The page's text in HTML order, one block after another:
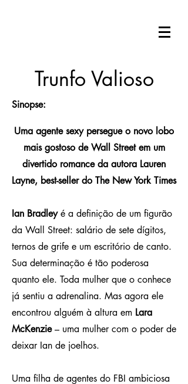
Trunfo Valioso
Sinopse:
Uma agente sexy persegue o novo lobo
mais gostoso de Wall Street em um
divertido romance da autora Lauren
Layne, best-seller do The New York Times
Ian Bradleyé a definição de um figurão
da Wall Street: salário de sete dígitos,
ternos de grife e um escritório de canto.
Sua determinação é tão poderosa
quanto ele. Toda mulher que o conhece
já sentiu a adrenalina. Mas agora ele
encontrou alguém à altura em Lara
McKenzie– uma mulher com o poder de
deixar Ian de joelhos.
Uma filha de agentes do FBI ambiciosa